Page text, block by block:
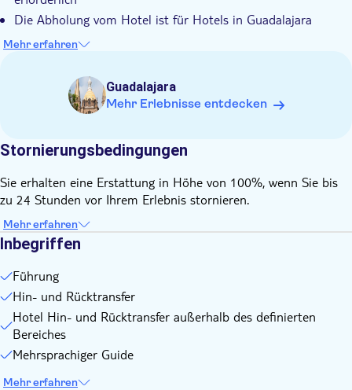
Die Abholung vom Hotel ist für Hotels in Guadalajara
möglich. Wenn Ihr Hotel außerhalb des Versorgungsgebiets
liegt, wird der örtliche Anbieter einen Treffpunkt für die
Der Abholplan wird am Tag vor der Aktivität bekannt
Minerva, Expo Guadalajara, Centro Histórico de Guadalajara
Mehr erfahren
Guadalajara
Mehr Erlebnisse entdecken
Stornierungsbedingungen
Sie erhalten eine Erstattung in Höhe von 100%, wenn Sie bis
zu 24 Stunden vor Ihrem Erlebnis stornieren.
Mehr erfahren
Inbegriffen
Führung
Hin- und Rücktransfer
Hotel Hin- und Rücktransfer außerhalb des definierten
Bereiches
Mehrsprachiger Guide
Mehr erfahren